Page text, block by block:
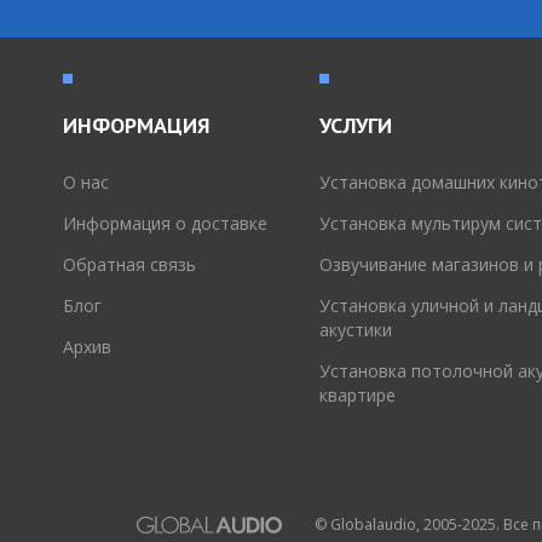
ИНФОРМАЦИЯ
O нас
Информация о доставке
Обратная связь
Блог
Архив
УСЛУГИ
Установка домашних
Установка мультирум
Озвучивание магазинов и
Установка уличной и
акустики
Установка потолочной
квартире
© Globalaudio, 2005-2025. Все